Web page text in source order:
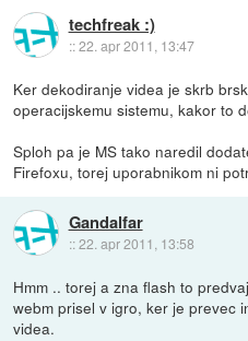
techfreak :)
::22. apr 2011, 13:47
Ker dekodiranje videa je skrb
operacijskemu sistemu, kakor to
Sploh pa je MS tako naredil
Firefoxu, torej uporabnikom ni
Gandalfar
::22. apr 2011, 13:58
Hmm .. torej a zna flash to
webm prisel v igro, ker je prevec
videa.